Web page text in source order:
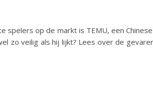
spelers op de markt is TEMU, een
zo veilig als hij lijkt? Lees over de